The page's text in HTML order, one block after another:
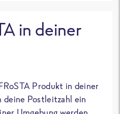
in deiner
Produkt in deiner
deine Postleitzahl ein